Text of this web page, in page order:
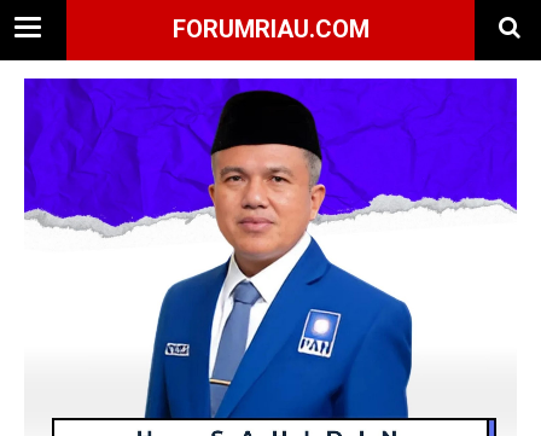
FORUMRIAU.COM